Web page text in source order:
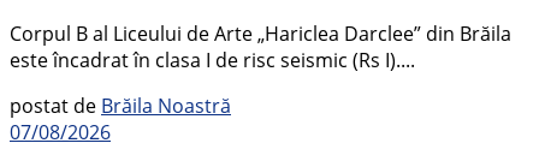
Corpul B al Liceului de Arte „Hariclea Darclee” din Brăila
este încadrat în clasa I de risc seismic (Rs I)....
postat de Brăila Noastră
07/08/2026